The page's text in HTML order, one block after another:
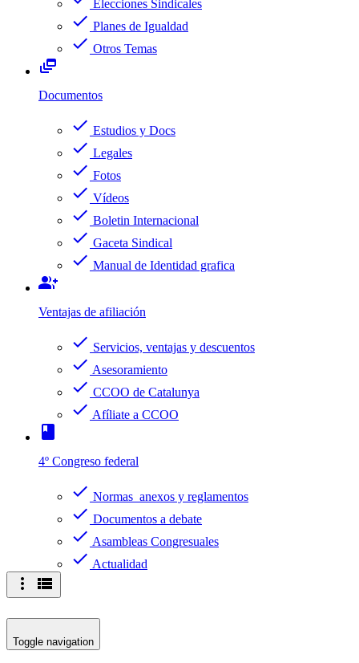
Elecciones Sindicales
check Planes de Igualdad
check Otros Temas
dynamic_feed
Documentos
check Estudios y Docs
check Legales
check Fotos
check Vídeos
check Boletin Internacional
check Gaceta Sindical
check Manual de Identidad grafica
group_add
Ventajas de afiliación
check Servicios, ventajas y descuentos
check Asesoramiento
check CCOO de Catalunya
check Afíliate a CCOO
book
4º Congreso federal
check Normas anexos y reglamentos
check Documentos a debate
check Asambleas Congresuales
check Actualidad
more_vert view_list
Toggle navigation